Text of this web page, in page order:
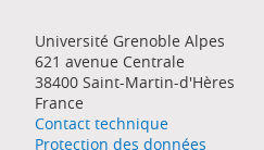
Université Grenoble Alpes
621 avenue Centrale
38400 Saint-Martin-d'Hères
France
Contact technique
Protection des données